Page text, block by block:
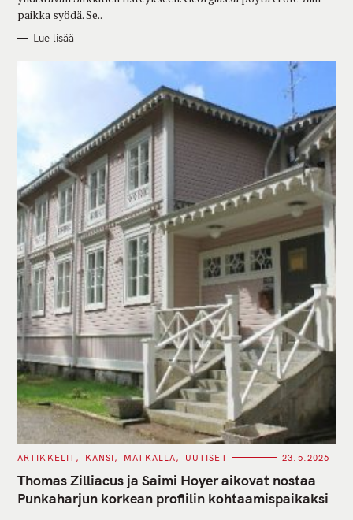
paikka syödä. Se..
Lue lisää
C
T
E
G
O
ARTIKKELIT KANSI MATKALLA UUTISET 23.5.2026
Thomas Zilliacus ja Saimi Hoyer aikovat nostaa
Punkaharjun korkean profiilin kohtaamispaikaksi